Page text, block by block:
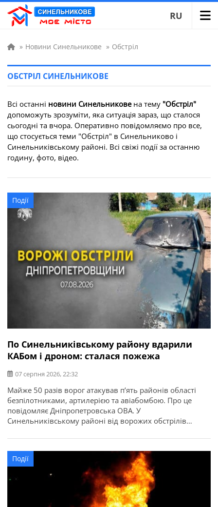
RU
» Новини Синельникове » Обстріл
ОБСТРІЛ СИНЕЛЬНИКОВЕ
Всі останні новини Синельниковена тему "Обстріл"
допоможуть зрозуміти, яка ситуація зараз, що сталося
сьогодні та вчора. Оперативно повідомляємо про все,
що стосується теми "Обстріл" в Синельниково і
Синельниківському районі. Всі свіжі події за останню
годину, фото, відео.
Події
По Синельниківському району вдарили
КАБом і дроном: сталася пожежа
07 серпня 2026, 22:32
Майже 50 разів ворог атакував п’ять районів області
безпілотниками, артилерією та авіабомбою. Про це
повідомляє Дніпропетровська ОВА. У
Синельниківському районі від ворожих обстрілів
Миколаївській громаді вдарили дроном. По
Васильківській — КАБом. Сталася пожежа.
Події